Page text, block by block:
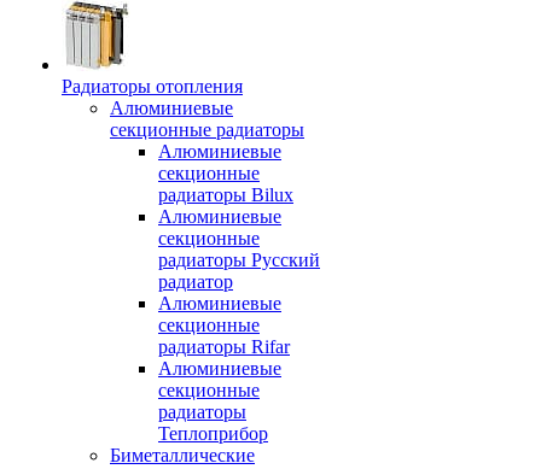
Радиаторы отопления
Алюминиевые
секционные радиаторы
Алюминиевые
секционные
радиаторы Bilux
Алюминиевые
секционные
радиаторы Русский
радиатор
Алюминиевые
секционные
радиаторы Rifar
Алюминиевые
секционные
радиаторы
Теплоприбор
Биметаллические